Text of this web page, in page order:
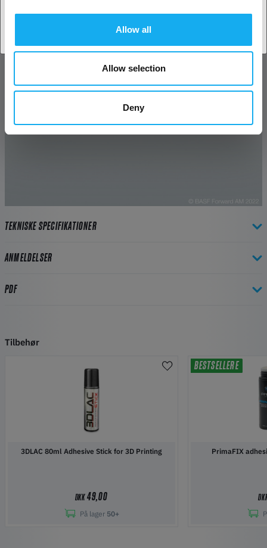
Allow all
Allow selection
Deny
TEKNISKE SPECIFIKATIONER
ANMELDELSER
PDF
Tilbehør
3DLAC 80ml Adhesive Stick for 3D Printing
DKK49,00
På lager 50+
BESTSELLERE
PrimaFIX